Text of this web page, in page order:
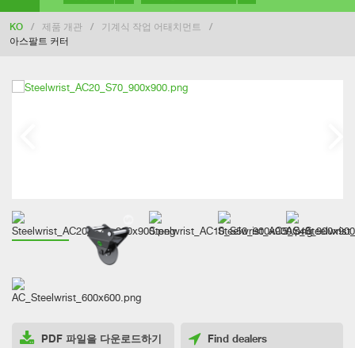
KO / 제품 개관 / 기계식 작업 어태치먼트
/
아스팔트 커터
PDF 파일을 다운로드하기 Find dealers